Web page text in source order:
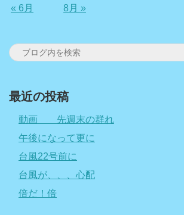
« 6月 8月 »
最近の投稿
動画 先週末の群れ
午後になって更に
台風22号前に
台風が、、、心配
倍だ！倍